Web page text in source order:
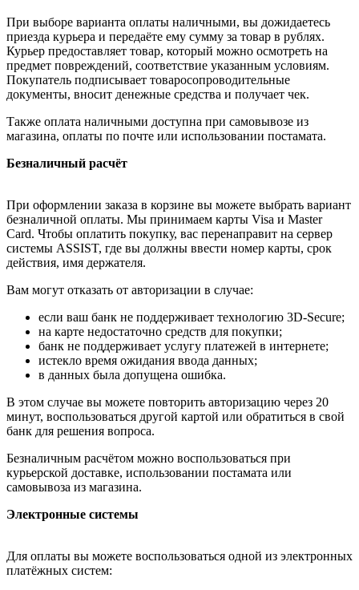
При выборе варианта оплаты наличными, вы дожидаетесь
приезда курьера и передаёте ему сумму за товар в рублях.
Курьер предоставляет товар, который можно осмотреть на
предмет повреждений, соответствие указанным условиям.
Покупатель подписывает товаросопроводительные
документы, вносит денежные средства и получает чек.
Также оплата наличными доступна при самовывозе из
магазина, оплаты по почте или использовании постамата.
Безналичный расчёт
При оформлении заказа в корзине вы можете выбрать вариант
безналичной оплаты. Мы принимаем карты Visa и Master
Card. Чтобы оплатить покупку, вас перенаправит на сервер
системы ASSIST, где вы должны ввести номер карты, срок
действия, имя держателя.
Вам могут отказать от авторизации в случае:
если ваш банк не поддерживает технологию 3D-Secure;
на карте недостаточно средств для покупки;
банк не поддерживает услугу платежей в интернете;
истекло время ожидания ввода данных;
в данных была допущена ошибка.
В этом случае вы можете повторить авторизацию через 20
минут, воспользоваться другой картой или обратиться в свой
банк для решения вопроса.
Безналичным расчётом можно воспользоваться при
курьерской доставке, использовании постамата или
самовывоза из магазина.
Электронные системы
Для оплаты вы можете воспользоваться одной из электронных
платёжных систем: